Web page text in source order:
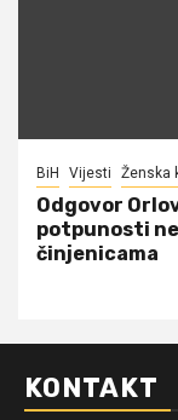
BiH Vijesti Ženska
Odgovor
potpunosti
činjenicama
KONTAKT